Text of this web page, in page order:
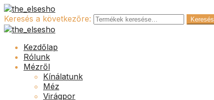
Keresés a következőre: Keresés
Kezdőlap
Rólunk
Mézről
Kínálatunk
Méz
Virágpor